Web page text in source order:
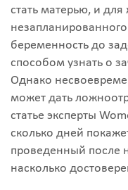
стать матерью, и
незапланированного
беременность до
способом узнать о
Однако
может дать
статье эксперты
сколько дней
проведенный после
насколько